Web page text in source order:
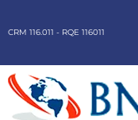
CRM 116.011 - RQE 116011